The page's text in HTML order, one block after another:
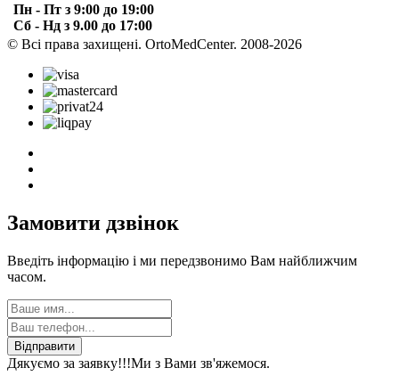
Пн - Пт з 9:00 до 19:00
Сб - Нд з 9.00 до 17:00
© Всі права захищені. OrtoMedCenter. 2008-2026
Замовити дзвінок
Введіть інформацію і ми передзвонимо Вам найближчим
часом.
Відправити
Дякуємо за заявку!!!Ми з Вами зв'яжемося.